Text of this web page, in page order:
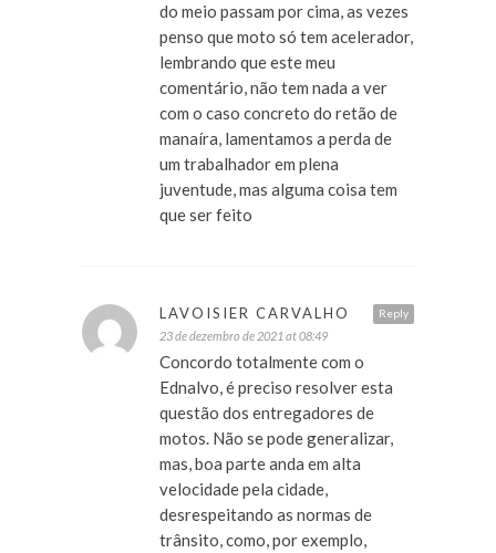
do meio passam por cima, as vezes
penso que moto só tem acelerador,
lembrando que este meu
comentário, não tem nada a ver
com o caso concreto do retão de
manaíra, lamentamos a perda de
um trabalhador em plena
juventude, mas alguma coisa tem
que ser feito
Reply
LAVOISIER CARVALHO
23 de dezembro de 2021 at 08:49
Concordo totalmente com o
Ednalvo, é preciso resolver esta
questão dos entregadores de
motos. Não se pode generalizar,
mas, boa parte anda em alta
velocidade pela cidade,
desrespeitando as normas de
trânsito, como, por exemplo,